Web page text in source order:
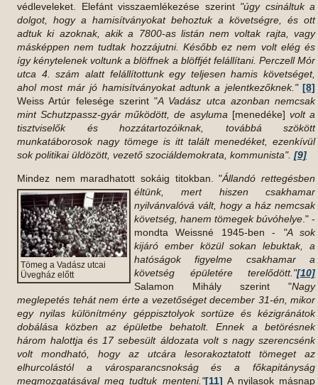
védleveleket. Elefánt visszaemlékezése szerint "úgy csináltuk a
dolgot, hogy a hamisítványokat behoztuk a követségre, és ott
adtuk ki azoknak, akik a 7800-as listán nem voltak rajta, vagy
másképpen nem tudtak hozzájutni. Később ez nem volt elég és
így kénytelenek voltunk a blöffnek a blöffjét felállítani. Perczell Mór
utca 4. szám alatt felállítottunk egy teljesen hamis követséget,
ahol most már jó hamisítványokat adtunk a jelentkezőknek." [8]
Weiss Artúr felesége szerint "A Vadász utca azonban nemcsak
mint Schutzpassz-gyár működött, de asyluma [menedéke] volt a
tisztviselők és hozzátartozóiknak, továbbá szökött
munkatáborosok nagy tömege is itt talált menedéket, ezenkívül
sok politikai üldözött, vezető szociáldemokrata, kommunista". [9]
Mindez nem maradhatott sokáig titokban. "Állandó rettegésben
éltünk, mert
Tömeg a Vadász utcai
Üvegház előtt
hiszen csakhamar
nyilvánvalóvá vált, hogy a ház nemcsak
követség, hanem tömegek búvóhelye ." -
mondta Weissné 1945-ben - "A sok
kijáró ember közül sokan lebuktak, a
hatóságok figyelme csakhamar a
követség épületére terelődött."[10]
Salamon Mihály szerint "Nagy
meglepetés tehát nem érte a vezetőséget december 31-én, mikor
egy nyilas különítmény géppisztolyok sortüze és kézigránátok
dobálása közben az épületbe behatolt. Ennek a betörésnek
három halottja és 17 sebesült áldozata volt s nagy szerencsénk
volt mondható, hogy az utcára lesorakoztatott tömeget az
elhurcolástól a városparancsnokság és a főkapitányság
megmozgatásával meg tudtuk menteni."[11] A nyilasok másnap